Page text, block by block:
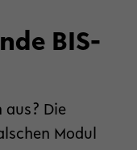
BIS-
aus? Die
Modul